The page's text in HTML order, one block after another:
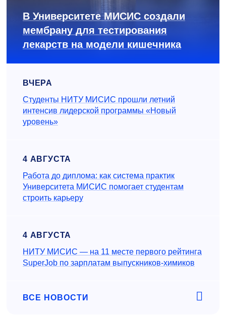
В Университете МИСИС создали
мембрану для тестирования
лекарств на модели кишечника
ВЧЕРА
Студенты НИТУ МИСИС прошли летний
интенсив лидерской программы «Новый
уровень»
4 АВГУСТА
Работа до диплома: как система практик
Университета МИСИС помогает студентам
строить карьеру
4 АВГУСТА
НИТУ МИСИС — на 11 месте первого рейтинга
SuperJob по зарплатам выпускников-химиков
ВСЕ НОВОСТИ